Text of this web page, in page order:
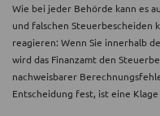
Wie bei jeder Behörde kann es
und falschen Steuerbescheiden
reagieren: Wenn Sie innerhalb
wird das Finanzamt den
nachweisbarer
Entscheidung fest, ist eine